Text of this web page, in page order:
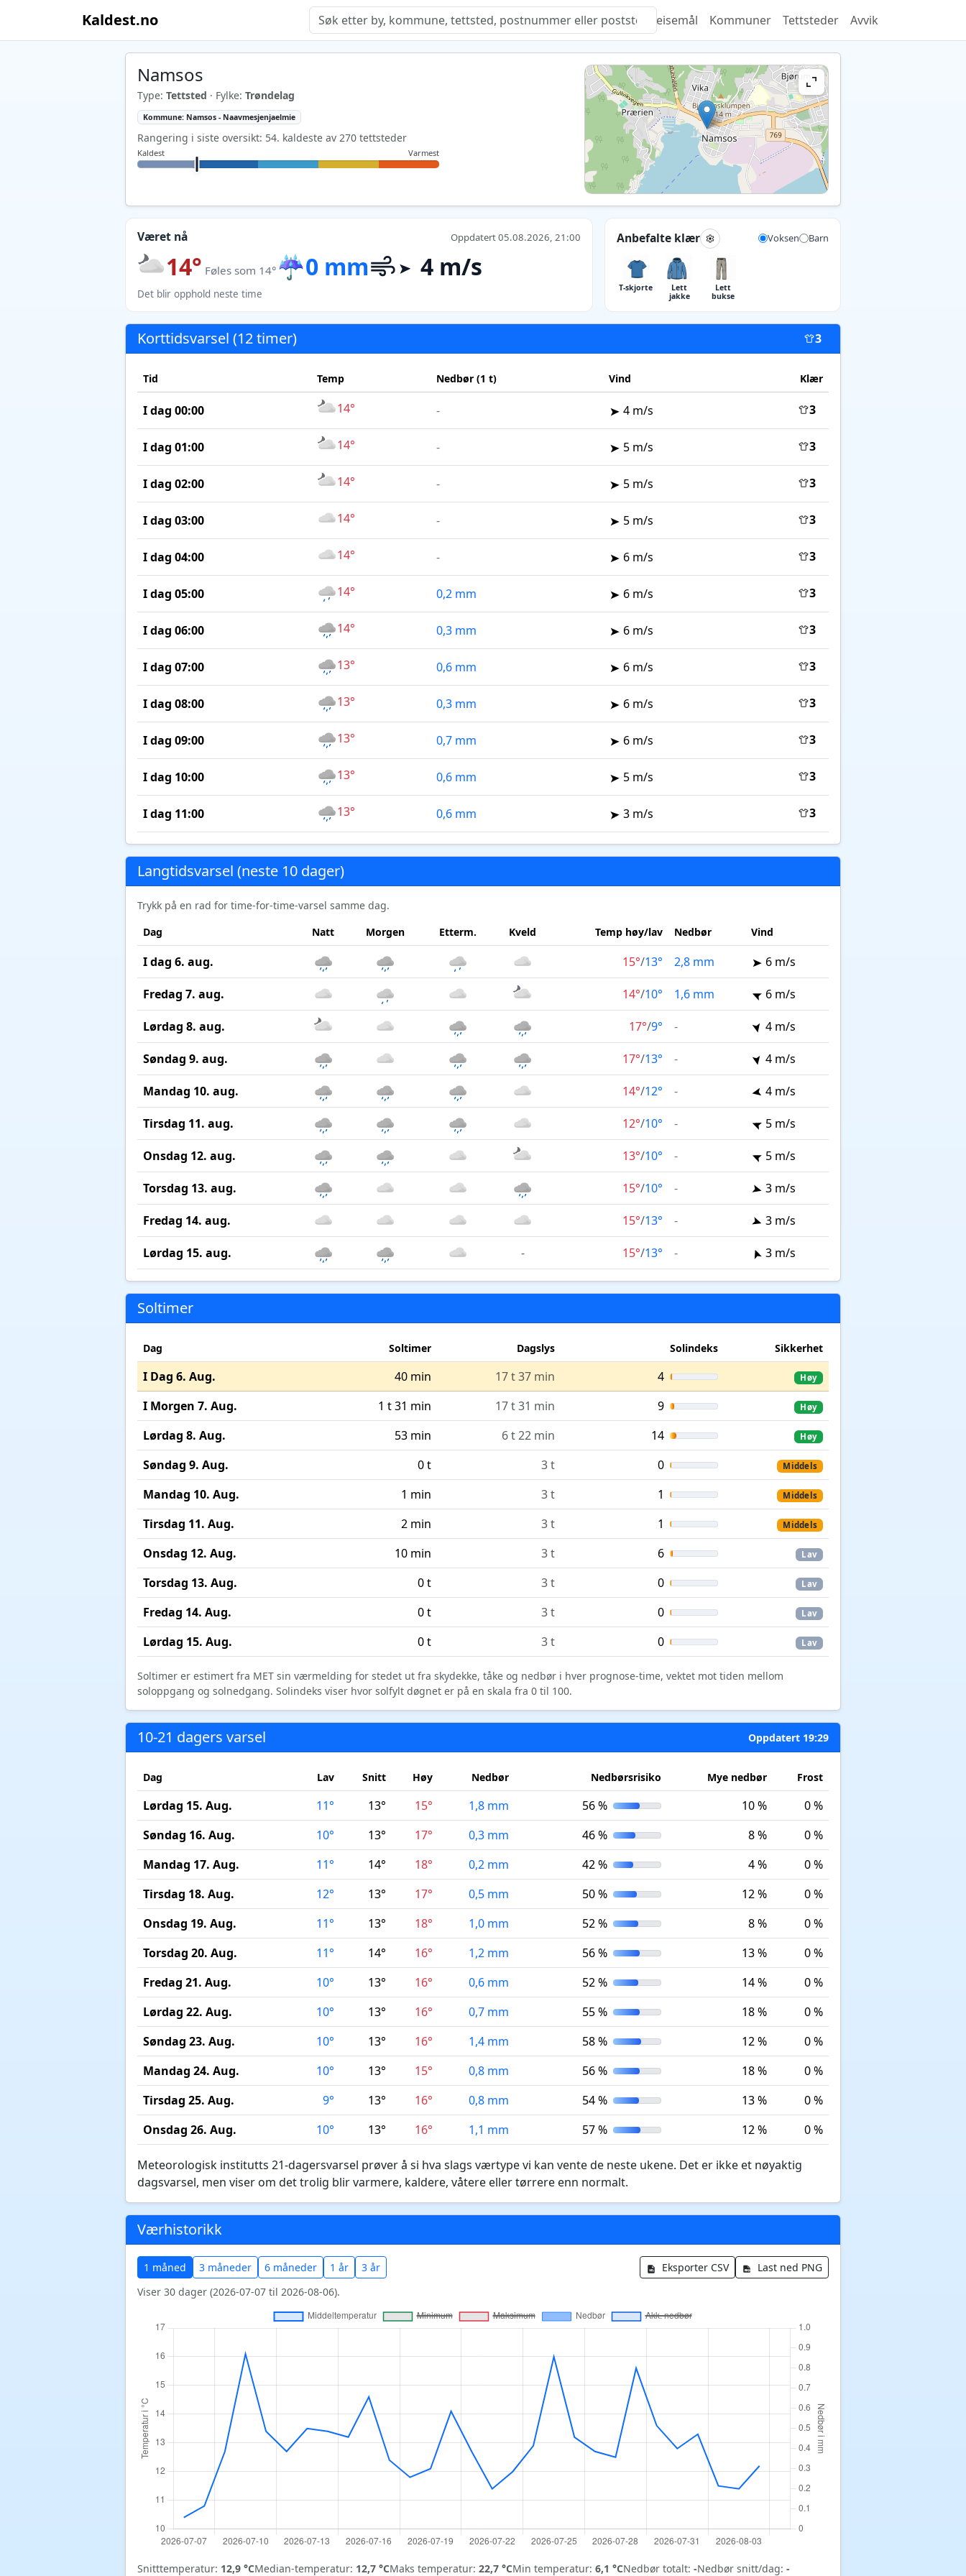
Kaldest.no Quiz Reisemål Kommuner Tettsteder Avvik
Namsos
Type: Tettsted · Fylke: Trøndelag
Kommune: Namsos - Naavmesjenjaelmie
Rangering i siste oversikt: 54. kaldeste av 270 tettsteder
Kaldest Varmest
Været nå Oppdatert 05.08.2026, 21:00
14° Føles som 14° ☔0 mm 4 m/s
Det blir opphold neste time
Anbefalte klær Voksen Barn
T-skjorte
Lett
jakke
Lett
bukse
Korttidsvarsel (12 timer) 3
Tid Temp Nedbør (1 t) Vind Klær
I dag 00:00 14° - 4 m/s 3
I dag 01:00 14° - 5 m/s 3
I dag 02:00 14° - 5 m/s 3
I dag 03:00 14° - 5 m/s 3
I dag 04:00 14° - 6 m/s 3
I dag 05:00 14° 0,2 mm 6 m/s 3
I dag 06:00 14° 0,3 mm 6 m/s 3
I dag 07:00 13° 0,6 mm 6 m/s 3
I dag 08:00 13° 0,3 mm 6 m/s 3
I dag 09:00 13° 0,7 mm 6 m/s 3
I dag 10:00 13° 0,6 mm 5 m/s 3
I dag 11:00 13° 0,6 mm 3 m/s 3
Langtidsvarsel (neste 10 dager)
Trykk på en rad for time-for-time-varsel samme dag.
Dag
Natt Morgen Etterm. Kveld Temp høy/lav Nedbør Vind
I dag 6. aug. 15°/13° 2,8 mm 6 m/s
Fredag 7. aug. 14°/10° 1,6 mm 6 m/s
Lørdag 8. aug. 17°/9° - 4 m/s
Søndag 9. aug. 17°/13° - 4 m/s
Mandag 10. aug. 14°/12° - 4 m/s
Tirsdag 11. aug. 12°/10° - 5 m/s
Onsdag 12. aug. 13°/10° - 5 m/s
Torsdag 13. aug. 15°/10° - 3 m/s
Fredag 14. aug. 15°/13° - 3 m/s
Lørdag 15. aug. - 15°/13° - 3 m/s
Soltimer
Dag Soltimer Dagslys Solindeks Sikkerhet
I Dag 6. Aug. 40 min 17 t 37 min 4 Høy
I Morgen 7. Aug. 1 t 31 min 17 t 31 min 9 Høy
Lørdag 8. Aug. 53 min 6 t 22 min 14 Høy
Søndag 9. Aug. 0 t 3 t 0 Middels
Mandag 10. Aug. 1 min 3 t 1 Middels
Tirsdag 11. Aug. 2 min 3 t 1 Middels
Onsdag 12. Aug. 10 min 3 t 6 Lav
Torsdag 13. Aug. 0 t 3 t 0 Lav
Fredag 14. Aug. 0 t 3 t 0 Lav
Lørdag 15. Aug. 0 t 3 t 0 Lav
Soltimer er estimert fra MET sin værmelding for stedet ut fra skydekke, tåke og nedbør i hver prognose-time, vektet mot tiden mellom
soloppgang og solnedgang. Solindeks viser hvor solfylt døgnet er på en skala fra 0 til 100.
10-21 dagers varsel Oppdatert 19:29
Dag Lav Snitt Høy Nedbør Nedbørsrisiko Mye nedbør Frost
Lørdag 15. Aug. 11° 13° 15° 1,8 mm 56 % 10 %
0 %
Søndag 16. Aug.
10° 13° 17° 0,3 mm 46 % 8 %
0 %
Mandag 17. Aug.
11° 14° 18° 0,2 mm 42 % 4 %
0 %
Tirsdag 18. Aug.
12° 13° 17° 0,5 mm 50 % 12 %
0 %
Onsdag 19. Aug.
11° 13° 18° 1,0 mm 52 % 8 %
0 %
Torsdag 20. Aug.
11° 14° 16° 1,2 mm 56 % 13 %
0 %
Fredag 21. Aug.
10° 13° 16° 0,6 mm 52 % 14 %
0 %
Lørdag 22. Aug.
10° 13° 16° 0,7 mm 55 % 18 %
0 %
Søndag 23. Aug.
10° 13° 16° 1,4 mm 58 % 12 %
0 %
Mandag 24. Aug.
10° 13° 15° 0,8 mm 56 % 18 %
0 %
Tirsdag 25. Aug.
9° 13° 16° 0,8 mm 54 % 13 %
0 %
Onsdag 26. Aug.
10° 13° 16° 1,1 mm 57 % 12 % 0 %
Meteorologisk institutts 21-dagersvarsel prøver å si hva slags værtype vi kan vente de neste ukene. Det er ikke et nøyaktig
dagsvarsel, men viser om det trolig blir varmere, kaldere, våtere eller tørrere enn normalt.
Værhistorikk
1 måned 3 måneder 6 måneder 1 år 3 år Eksporter CSV
Last ned PNG
Viser 30 dager (2026-07-07 til 2026-08-06).
Snitttemperatur: 12,9 °CMedian-temperatur: 12,7 °CMaks temperatur: 22,7 °CMin temperatur: 6,1 °CNedbør totalt: -Nedbør snitt/dag: -